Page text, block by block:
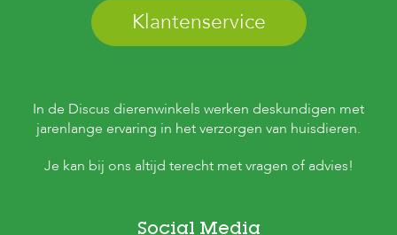
Klantenservice
In de Discus dierenwinkels werken deskundigen met
jarenlange ervaring in het verzorgen van huisdieren.
Je kan bij ons altijd terecht met vragen of advies!
Social Media